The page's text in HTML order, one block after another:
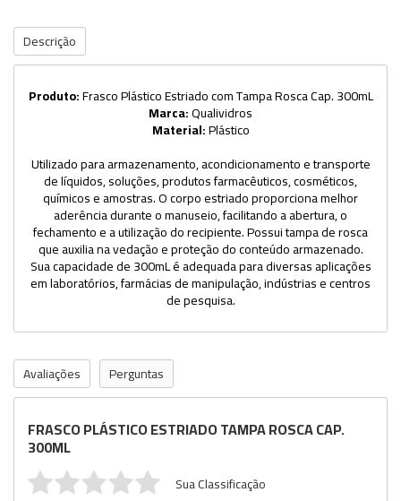
Descrição
Produto:Frasco Plástico Estriado com Tampa Rosca Cap. 300mL
Marca:Qualividros
Material:Plástico
Utilizado para armazenamento, acondicionamento e transporte
de líquidos, soluções, produtos farmacêuticos, cosméticos,
químicos e amostras. O corpo estriado proporciona melhor
aderência durante o manuseio, facilitando a abertura, o
fechamento e a utilização do recipiente. Possui tampa de rosca
que auxilia na vedação e proteção do conteúdo armazenado.
Sua capacidade de 300mL é adequada para diversas aplicações
em laboratórios, farmácias de manipulação, indústrias e centros
de pesquisa.
Avaliações Perguntas
FRASCO PLÁSTICO ESTRIADO TAMPA ROSCA CAP.
300ML
Sua Classificação